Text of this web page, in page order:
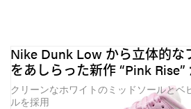
Nike Dunk Low から立体的な
をあしらった新作 “Pink
クリーンなホワイトのミッドソールとベ
ルを採用